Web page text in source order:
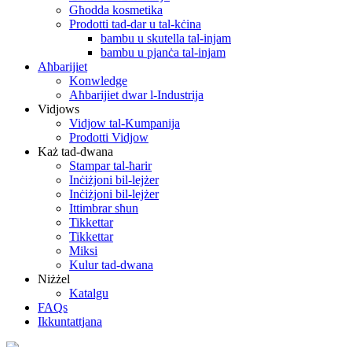
Għodda kosmetika
Prodotti tad-dar u tal-kċina
bambu u skutella tal-injam
bambu u pjanċa tal-injam
Aħbarijiet
Konwledge
Aħbarijiet dwar l-Industrija
Vidjows
Vidjow tal-Kumpanija
Prodotti Vidjow
Każ tad-dwana
Stampar tal-ħarir
Inċiżjoni bil-lejżer
Inċiżjoni bil-lejżer
Ittimbrar sħun
Tikkettar
Tikkettar
Miksi
Kulur tad-dwana
Niżżel
Katalgu
FAQs
Ikkuntattjana